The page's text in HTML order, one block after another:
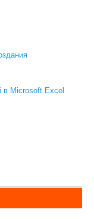
в Microsoft Excel